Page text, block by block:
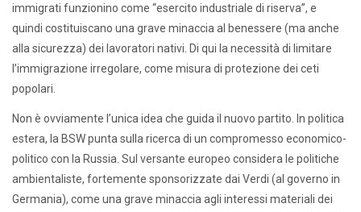
immigrati funzionino come “esercito industriale di riserva”, e
quindi costituiscano una grave minaccia al benessere (ma anche
alla sicurezza) dei lavoratori nativi. Di qui la necessità di limitare
l’immigrazione irregolare, come misura di protezione dei ceti
popolari.
Non è ovviamente l’unica idea che guida il nuovo partito. In politica
estera, la BSW punta sulla ricerca di un compromesso economico-
politico con la Russia. Sul versante europeo considera le politiche
ambientaliste, fortemente sponsorizzate dai Verdi (al governo in
Germania), come una grave minaccia agli interessi materiali dei